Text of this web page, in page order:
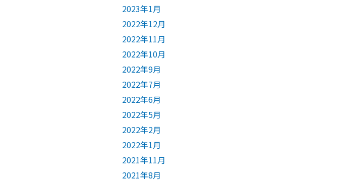
2023年1月
2022年12月
2022年11月
2022年10月
2022年9月
2022年7月
2022年6月
2022年5月
2022年2月
2022年1月
2021年11月
2021年8月